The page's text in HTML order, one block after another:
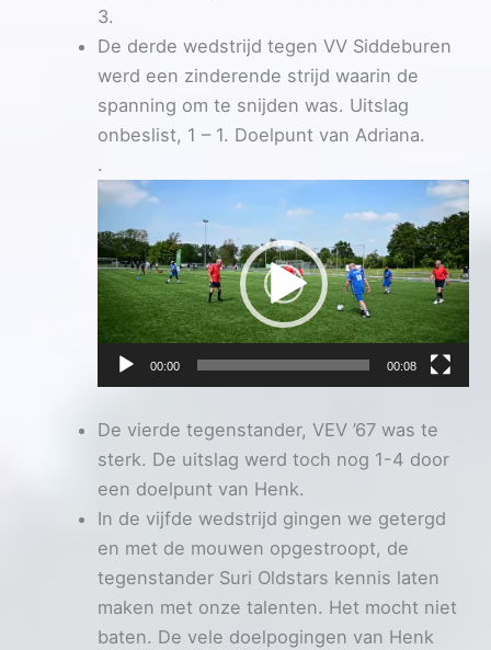
3.
De derde wedstrijd tegen VV Siddeburen
werd een zinderende strijd waarin de
spanning om te snijden was. Uitslag
onbeslist, 1 – 1. Doelpunt van Adriana.
.
Videospeler
00:00 00:08
De vierde tegenstander, VEV ’67 was te
sterk. De uitslag werd toch nog 1-4 door
een doelpunt van Henk.
In de vijfde wedstrijd gingen we getergd
en met de mouwen opgestroopt, de
tegenstander Suri Oldstars kennis laten
maken met onze talenten. Het mocht niet
baten. De vele doelpogingen van Henk